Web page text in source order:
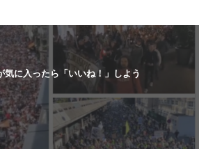
気に入ったら「いいね！」しよう